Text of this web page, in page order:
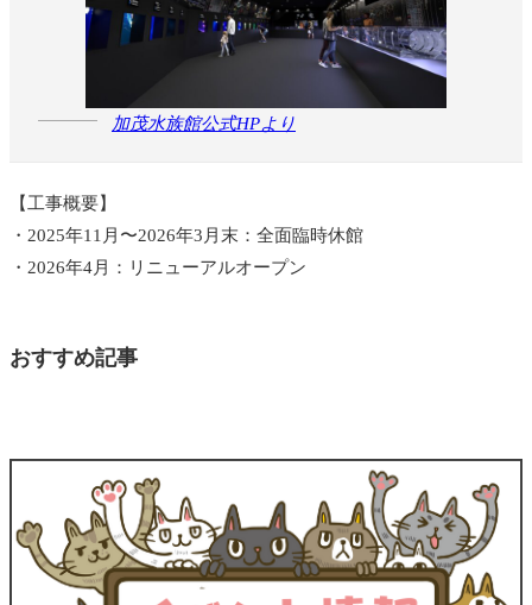
加茂水族館公式HPより
【工事概要】
・2025年11月〜2026年3月末：全面臨時休館
・2026年4月：リニューアルオープン
おすすめ記事